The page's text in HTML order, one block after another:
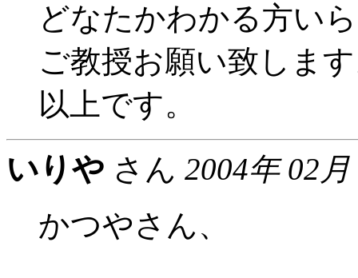
どなたかわかる方い
ご教授お願い致しま
以上です。
いりや さん 2004年 02
かつやさん、